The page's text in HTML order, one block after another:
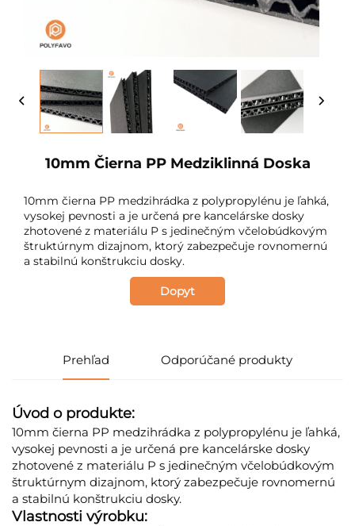
10mm Čierna PP Medziklinná Doska
10mm čierna PP medzihrádka z polypropylénu je ľahká,
vysokej pevnosti a je určená pre kancelárske dosky
zhotovené z materiálu P s jedinečným včelobúdkovým
štruktúrnym dizajnom, ktorý zabezpečuje rovnomernú
a stabilnú konštrukciu dosky.
Dopyt
Prehľad Odporúčané produkty
Úvod o produkte:
10mm čierna PP medzihrádka z polypropylénu je ľahká,
vysokej pevnosti a je určená pre kancelárske dosky
zhotovené z materiálu P s jedinečným včelobúdkovým
štruktúrnym dizajnom, ktorý zabezpečuje rovnomernú
a stabilnú konštrukciu dosky.
Vlastnosti výrobku: